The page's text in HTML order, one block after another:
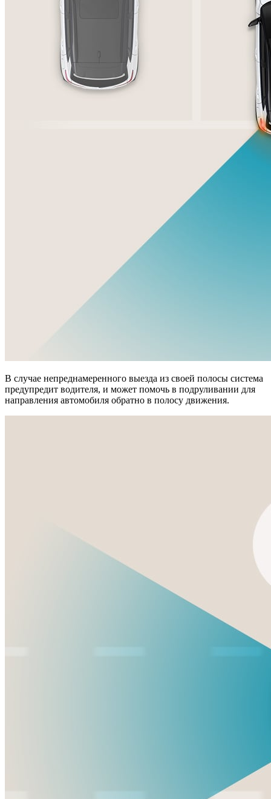
В случае непреднамеренного выезда из своей полосы система
предупредит водителя, и может помочь в подруливании для
направления автомобиля обратно в полосу движения.